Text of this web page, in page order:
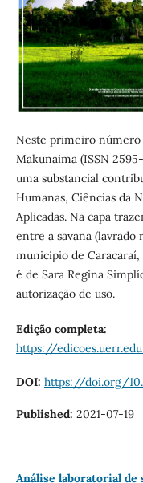
Neste primeiro número
Makunaima (ISSN
uma substancial
Humanas, Ciências da
Aplicadas. Na capa
entre a savana
município de
é de Sara Regina
autorização de uso.
Edição completa:
https://
DOI: https://doi.org/
Published: 2021-07-19
Análise laboratorial de